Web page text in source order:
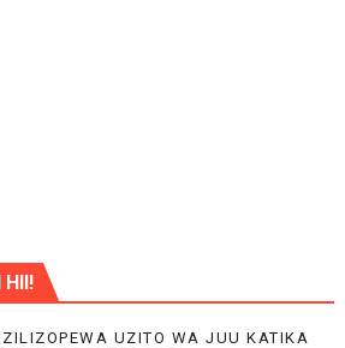
HII!
UZITO WA JUU KATIKA